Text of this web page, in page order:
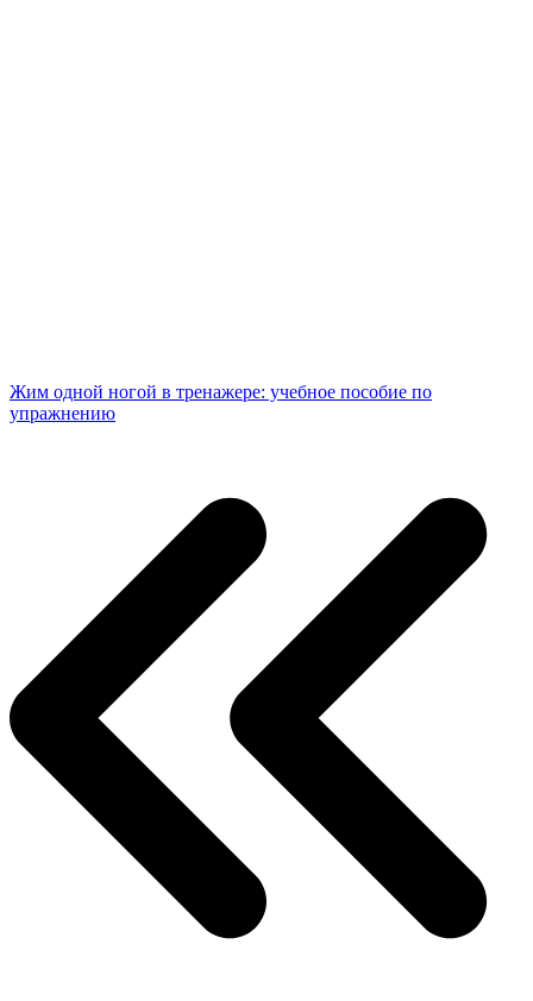
Жим одной ногой в тренажере: учебное пособие по
упражнению